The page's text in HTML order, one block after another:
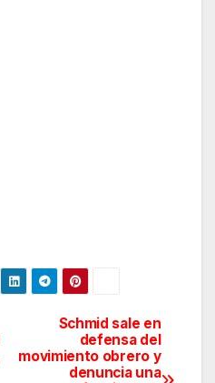
Schmid sale en
defensa del
movimiento obrero y
denuncia una